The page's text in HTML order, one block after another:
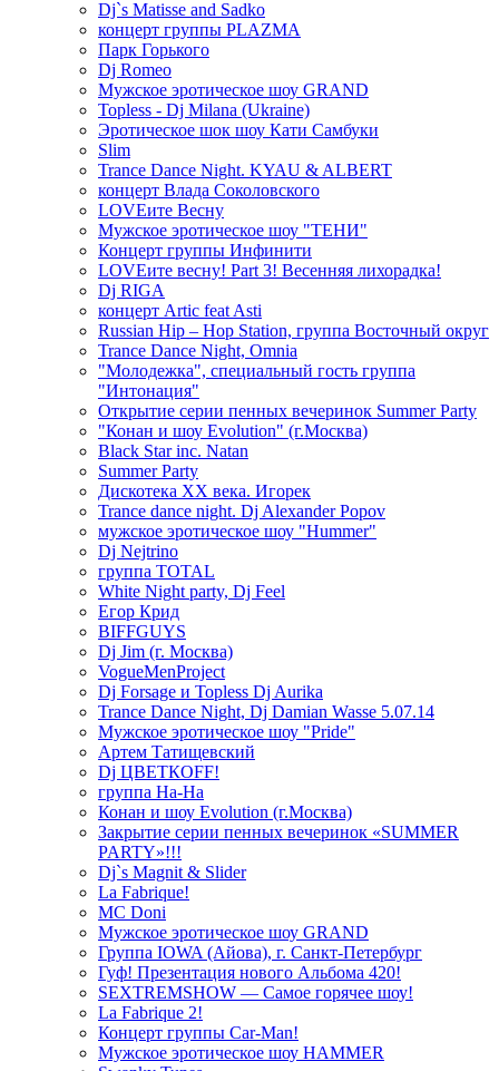
Dj`s Matisse and Sadko
концерт группы PLAZMA
Парк Горького
Dj Romeo
Мужское эротическое шоу GRAND
Topless - Dj Milana (Ukraine)
Эротическое шок шоу Кати Самбуки
Slim
Trance Dance Night. KYAU & ALBERT
концерт Влада Соколовского
LOVEите Весну
Мужское эротическое шоу "ТЕНИ"
Концерт группы Инфинити
LOVEите весну! Part 3! Весенняя лихорадка!
Dj RIGA
концерт Artic feat Asti
Russian Hip – Hop Station, группа Восточный округ
Trance Dance Night, Omnia
"Молодежка", специальный гость группа
"Интонация"
Открытие серии пенных вечеринок Summer Party
"Конан и шоу Evolution" (г.Москва)
Black Star inc. Natan
Summer Party
Дискотека ХХ века. Игорек
Trance dance night. Dj Alexander Popov
мужское эротическое шоу "Hummer"
Dj Nejtrino
группа TOTAL
White Night party, Dj Feel
Егор Крид
BIFFGUYS
Dj Jim (г. Москва)
VogueMenProject
Dj Forsage и Topless Dj Aurika
Trance Dance Night, Dj Damian Wasse 5.07.14
Мужское эротическое шоу "Pride"
Артем Татищевский
Dj ЦВЕТКOFF!
группа На-На
Конан и шоу Evolution (г.Москва)
Закрытие серии пенных вечеринок «SUMMER
PARTY»!!!
Dj`s Magnit & Slider
La Fabrique!
MC Doni
Мужское эротическое шоу GRAND
Группа IOWA (Айова), г. Санкт-Петербург
Гуф! Презентация нового Альбома 420!
SEXTREMSHOW — Самое горячее шоу!
La Fabrique 2!
Концерт группы Car-Man!
Мужское эротическое шоу HAMMER